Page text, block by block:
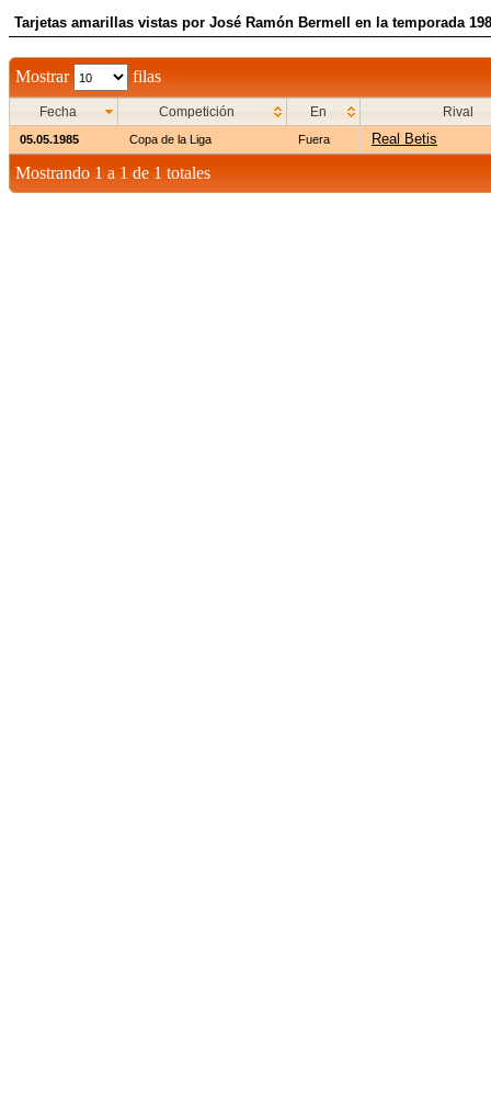
Tarjetas amarillas vistas por José Ramón Bermell en la temporada
Mostrar filas
Fecha Competición En Rival
05.05.1985 Copa de la Liga Fuera Real Betis
Mostrando 1 a 1 de 1 totales